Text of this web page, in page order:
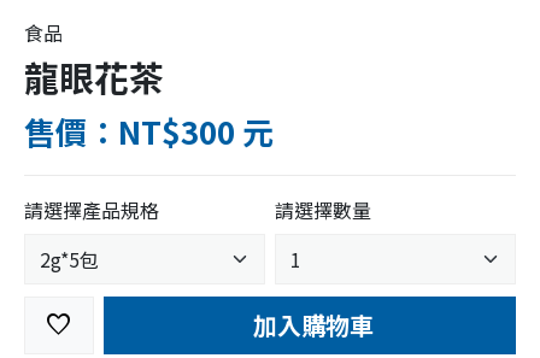
食品
龍眼花茶
售價：NT$300 元
請選擇產品規格 請選擇數量
favorite 加入購物車